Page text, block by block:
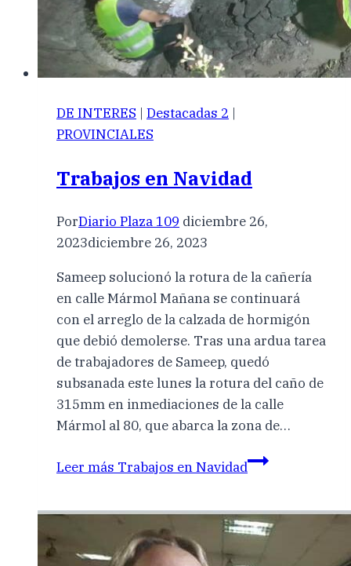
DE INTERES | Destacadas 2 |
PROVINCIALES
Trabajos en Navidad
PorDiario Plaza 109 diciembre 26,
2023diciembre 26, 2023
Sameep solucionó la rotura de la cañería
en calle Mármol Mañana se continuará
con el arreglo de la calzada de hormigón
que debió demolerse. Tras una ardua tarea
de trabajadores de Sameep, quedó
subsanada este lunes la rotura del caño de
315mm en inmediaciones de la calle
Mármol al 80, que abarca la zona de…
Leer más Trabajos en Navidad